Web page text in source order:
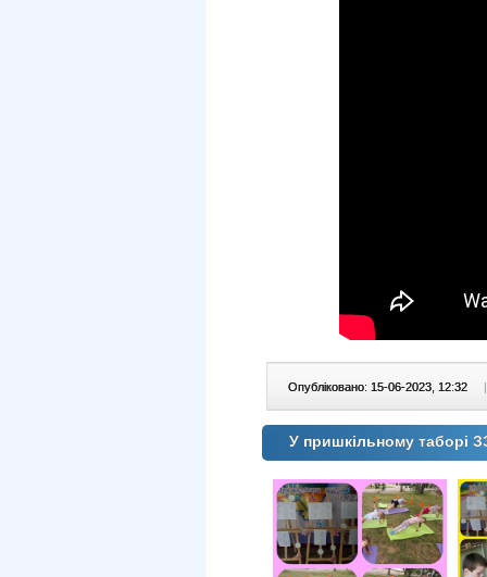
Опубліковано: 15-06-2023, 12:32 |
У пришкільному таборі